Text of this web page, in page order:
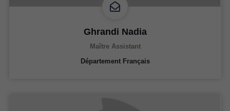
Ghrandi Nadia
Maître Assistant
Département Français